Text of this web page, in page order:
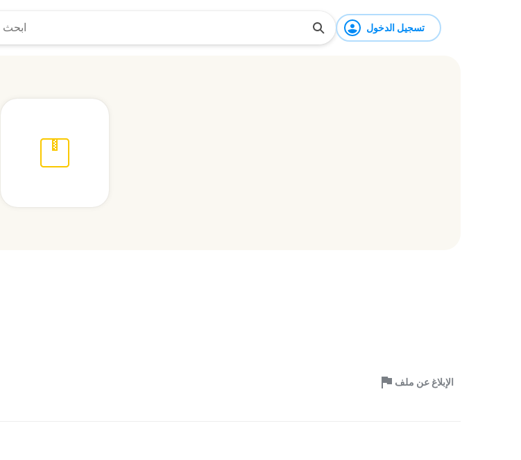
تسجيل الدخول
الإبلاغ عن ملف